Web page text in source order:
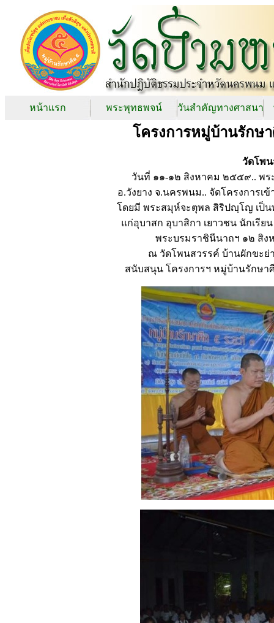
หน้าแรก พระพุทธพจน์ วันสำคัญทางศาสนา
โครงการหมู่บ้านรักษ
วัดโพน
วันที่ ๑๑-๑๒ สิงหาคม ๒๕๕๙.. พร
อ.วังยาง จ.นครพนม.. จัดโครงการ
โดยมี พระสมุห์จะตุพล สิริปญฺโญ เป็
แก่อุบาสก อุบาสิกา เยาวชน นักเรีย
พระบรมราชินีนาถฯ ๑๒ สิง
ณ วัดโพนสวรรค์ บ้านผักขะย่
สนับสนุน โครงการฯ หมู่บ้านรักษา